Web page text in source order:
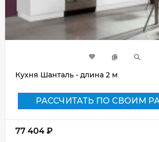
Кухня Шанталь - длина 2 м
РАССЧИТАТЬ ПО СВОИМ
77 404 ₽